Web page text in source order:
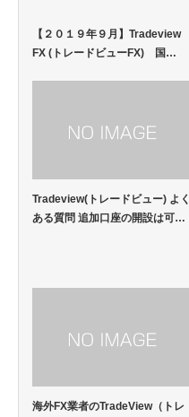
【２０１９年９月】Tradeview
FX (トレードビューFX) 国…
Tradeview(トレードビュー) よく
ある質問 追加口座の開設は可…
海外FX業者のTradeView（トレ